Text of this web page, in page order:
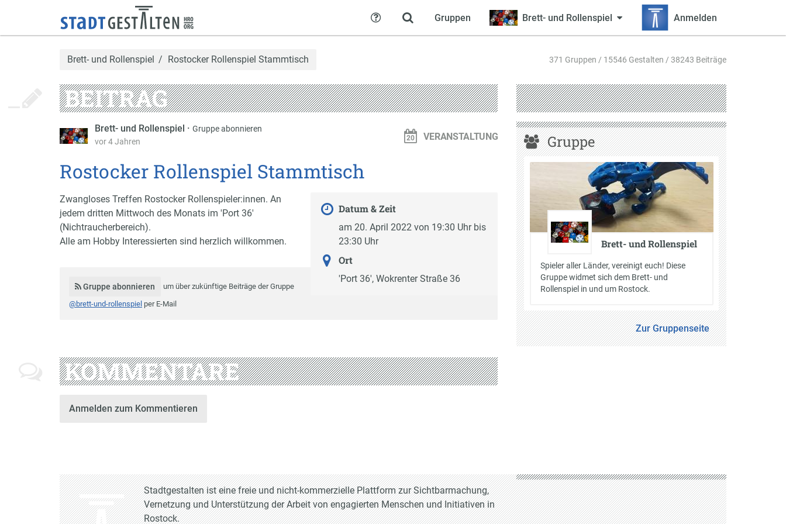
Gruppen Brett- und Rollenspiel Anmelden
Hilfe
Brett- und Rollenspiel Rostocker Rollenspiel Stammtisch 371 Gruppen / 15546 Gestalten / 38243 Beiträge
BEITRAG
Brett- und Rollenspiel · Gruppe abonnieren
vor 4 Jahren
VERANSTALTUNG
Rostocker Rollenspiel Stammtisch
Datum & Zeit
am 20. April 2022 von 19:30 Uhr bis
23:30 Uhr
Ort
'Port 36', Wokrenter Straße 36
Zwangloses Treffen Rostocker Rollenspieler:innen. An
jedem dritten Mittwoch des Monats im 'Port 36'
(Nichtraucherbereich).
Alle am Hobby Interessierten sind herzlich willkommen.
Gruppe abonnieren
um über zukünftige Beiträge der Gruppe
@brett-und-rollenspiel per E-Mail
KOMMENTARE
Anmelden zum Kommentieren
Gruppe
Brett- und Rollenspiel
Spieler aller Länder, vereinigt euch! Diese
Gruppe widmet sich dem Brett- und
Rollenspiel in und um Rostock.
Zur Gruppenseite
Stadtgestalten ist eine freie und nicht-kommerzielle Plattform zur Sichtbarmachung,
Vernetzung und Unterstützung der Arbeit von engagierten Menschen und Initiativen in
Rostock.